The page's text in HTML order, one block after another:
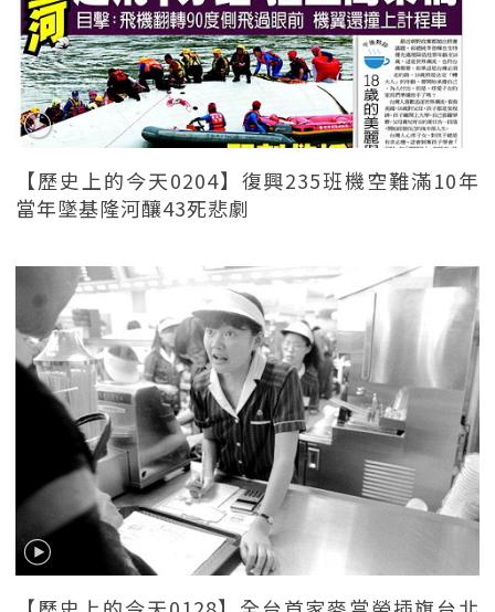
【歷史上的今天0204】復興235班機空難滿10年
當年墜基隆河釀43死悲劇